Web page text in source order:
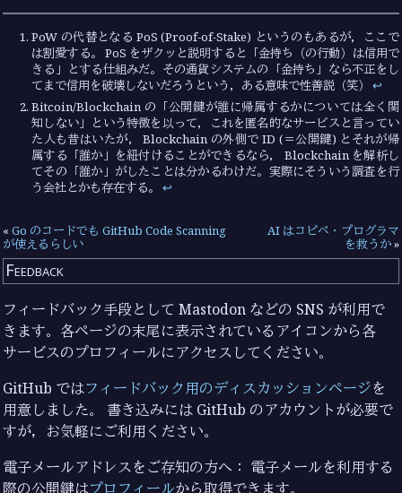
PoW の代替となる PoS (Proof-of-Stake) というのもあるが，ここで
は割愛する。 PoS をザクッと説明すると「金持ち（の行動）は信用で
きる」とする仕組みだ。その通貨システムの「金持ち」なら不正をし
てまで信用を破壊しないだろうという，ある意味で性善説（笑）↩︎
Bitcoin/Blockchain の「公開鍵が誰に帰属するかについては全く関
知しない」という特徴を以って，これを匿名的なサービスと言ってい
た人も昔はいたが， Blockchain の外側で ID (＝公開鍵) とそれが帰
属する「誰か」を紐付けることができるなら， Blockchain を解析し
てその「誰か」がしたことは分かるわけだ。実際にそういう調査を行
う会社とかも存在する。↩︎
«Go のコードでも GitHub Code Scanning
が使えるらしい
AI はコピペ・プログラマ
を救うか»
Feedback
フィードバック手段として Mastodon などの SNS が利用で
きます。各ページの末尾に表示されているアイコンから各
サービスのプロフィールにアクセスしてください。
GitHub ではフィードバック用のディスカッションページを
用意しました。 書き込みには GitHub のアカウントが必要で
すが，お気軽にご利用ください。
電子メールアドレスをご存知の方へ： 電子メールを利用する
際の公開鍵はプロフィールから取得できます。